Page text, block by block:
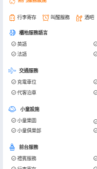
行李寄存 叫醒服務 酒吧
櫃枱服務語言
英語
法語
交通服務
充電車位
代客泊車
小童設施
小童樂園
小童俱樂部
前台服務
禮賓服務